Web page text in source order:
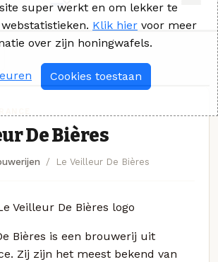
De Bières
Le Veilleur De Bières
Bières is een brouwerij uit
Zij zijn het meest bekend van
super werkt en om lekker te
Klik hier voor meer
over zijn honingwafels.
Cookies toestaan